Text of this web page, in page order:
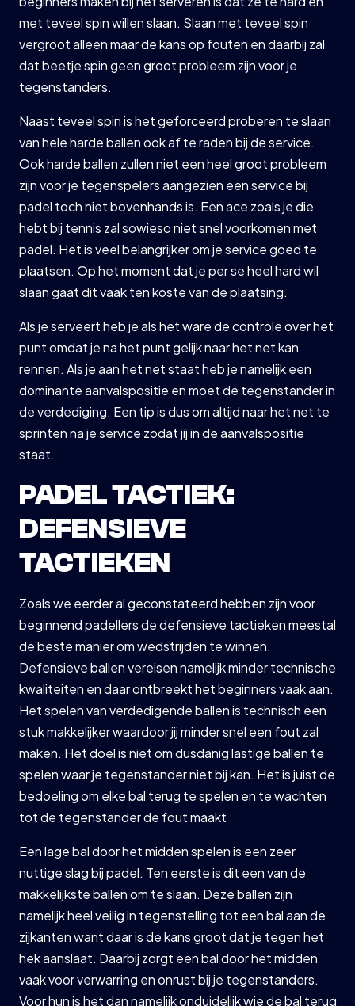
met teveel spin willen slaan. Slaan met teveel spin
vergroot alleen maar de kans op fouten en daarbij zal
dat beetje spin geen groot probleem zijn voor je
tegenstanders.
Naast teveel spin is het geforceerd proberen te slaan
van hele harde ballen ook af te raden bij de service.
Ook harde ballen zullen niet een heel groot probleem
zijn voor je tegenspelers aangezien een service bij
padel toch niet bovenhands is. Een ace zoals je die
hebt bij tennis zal sowieso niet snel voorkomen met
padel. Het is veel belangrijker om je service goed te
plaatsen. Op het moment dat je per se heel hard wil
slaan gaat dit vaak ten koste van de plaatsing.
Als je serveert heb je als het ware de controle over het
punt omdat je na het punt gelijk naar het net kan
rennen. Als je aan het net staat heb je namelijk een
dominante aanvalspositie en moet de tegenstander in
de verdediging. Een tip is dus om altijd naar het net te
sprinten na je service zodat jij in de aanvalspositie
staat.
PADEL TACTIEK:
DEFENSIEVE
TACTIEKEN
Zoals we eerder al geconstateerd hebben zijn voor
beginnend padellers de defensieve tactieken meestal
de beste manier om wedstrijden te winnen.
Defensieve ballen vereisen namelijk minder technische
kwaliteiten en daar ontbreekt het beginners vaak aan.
Het spelen van verdedigende ballen is technisch een
stuk makkelijker waardoor jij minder snel een fout zal
maken. Het doel is niet om dusdanig lastige ballen te
spelen waar je tegenstander niet bij kan. Het is juist de
bedoeling om elke bal terug te spelen en te wachten
tot de tegenstander de fout maakt
Een lage bal door het midden spelen is een zeer
nuttige slag bij padel. Ten eerste is dit een van de
makkelijkste ballen om te slaan. Deze ballen zijn
namelijk heel veilig in tegenstelling tot een bal aan de
zijkanten want daar is de kans groot dat je tegen het
hek aanslaat. Daarbij zorgt een bal door het midden
vaak voor verwarring en onrust bij je tegenstanders.
Voor hun is het dan namelijk onduidelijk wie de bal terug